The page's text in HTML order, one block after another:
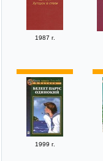
1987 г.
1999 г.